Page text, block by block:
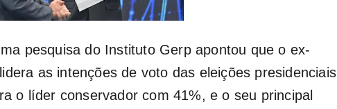
pesquisa do Instituto Gerp apontou que o ex-
as intenções de voto das eleições presidenciais
o líder conservador com 41%, e o seu principal